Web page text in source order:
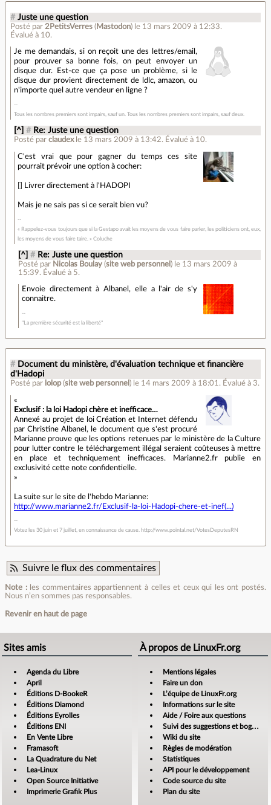
# Juste une question
Posté par 2PetitsVerres ( Mastodon) le 13 mars 2009 à 12:33.
Évalué à 10.
Je me demandais, si on reçoit une des lettres/email,
pour prouver sa bonne fois, on peut envoyer un
disque dur. Est-ce que ça pose un problème, si le
disque dur provient directement de ldlc, amazon, ou
n'importe quel autre vendeur en ligne ?
Tous les nombres premiers sont impairs, sauf un. Tous les nombres premiers sont impairs, sauf deux.
[^] # Re: Juste une question
Posté parclaudex le 13 mars 2009 à 13:42. Évalué à 10.
C'est vrai que pour gagner du temps ces site
pourrait prévoir une option à cocher:
[] Livrer directement à l'HADOPI
Mais je ne sais pas si ce serait bien vu?
« Rappelez-vous toujours que si la Gestapo avait les moyens de vous faire parler, les politiciens ont, eux,
les moyens de vous faire taire. » Coluche
[^] # Re: Juste une question
Posté par Nicolas Boulay(site web personnel ) le 13 mars 2009 à
15:39. Évalué à 5.
Envoie directement à Albanel, elle a l'air de s'y
connaitre.
"La première sécurité est la liberté"
# Document du ministère, d'évaluation technique et financière
d'Hadopi
Posté par lolop(site web personnel ) le 14 mars 2009 à 18:01 . Évalué à 3.
Exclusif : la loi Hadopi chère et inefficace…
Annexé au projet de loi Création et Internet défendu
par Christine Albanel, le document que s'est procuré
Marianne prouve que les options retenues par le ministère de la Culture
pour lutter contre le téléchargement illégal seraient coûteuses à mettre
en place et techniquement inefficaces. Marianne2.fr publie en
exclusivité cette note confidentielle.
La suite sur le site de l'hebdo Marianne:
http://www.marianne2.fr/Exclusif-la-loi-Hadopi-chere-et-inef(...)
Votez les 30 juin et 7 juillet, en connaissance de cause. http://www.pointal.net/VotesDeputesRN
Suivre le flux des commentaires
Note :les commentaires appartiennent à celles et ceux qui les ont postés.
Nous n’en sommes pas responsables.
Revenir en haut de page
Sites amis
Agenda du Libre
April
Éditions D-BookeR
Éditions Diamond
Éditions Eyrolles
Éditions ENI
En Vente Libre
Framasoft
La Quadrature du Net
Lea-Linux
Open Source Initiative
Imprimerie Grafik Plus
À propos de LinuxFr.org
Mentions légales
Faire un don
L’équipe de LinuxFr.org
Informations sur le site
Aide / Foire aux questions
Suivi des suggestions et bogues
Wiki du site
Règles de modération
Statistiques
API pour le développement
Code source du site
Plan du site